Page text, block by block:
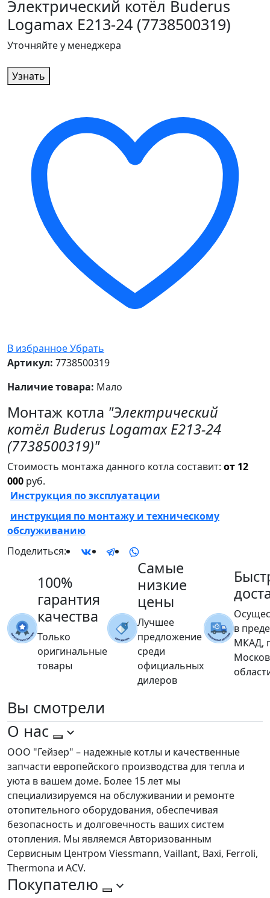
Электрический котёл Buderus
Logamax E213-24 (7738500319)
Уточняйте у менеджера
Узнать
В избранноеУбрать
Артикул: 7738500319
Наличие товара: Мало
Монтаж котла "Электрический
котёл Buderus Logamax E213-24
(7738500319)"
Стоимость монтажа данного котла составит: от 12
000 руб.
Инструкция по эксплуатации
инструкция по монтажу и техническому
обслуживанию
Поделиться:
100%
гарантия
качества
Только
оригинальные
товары
Самые
низкие
цены
Лучшее
предложение
среди
официальных
дилеров
в
МКАД,
Вы смотрели
О нас
ООО "Гейзер" – надежные котлы и качественные
запчасти европейского производства для тепла и
уюта в вашем доме. Более 15 лет мы
специализируемся на обслуживании и ремонте
отопительного оборудования, обеспечивая
безопасность и долговечность ваших систем
отопления. Мы являемся Авторизованным
Сервисным Центром Viessmann, Vaillant, Baxi, Ferroli,
Thermona и ACV.
Покупателю